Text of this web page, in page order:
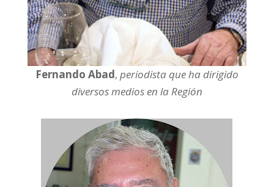
Fernando Abad, periodista que ha dirigido
diversos medios en la Región